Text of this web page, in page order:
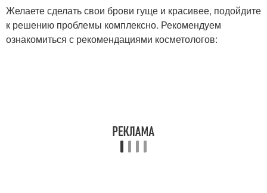
Желаете сделать свои брови гуще и красивее, подойдите
к решению проблемы комплексно. Рекомендуем
ознакомиться с рекомендациями косметологов: